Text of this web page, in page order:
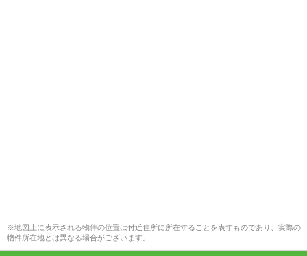
※地図上に表示される物件の位置は付近住所に所在することを表すものであり、実際の
物件所在地とは異なる場合がございます。